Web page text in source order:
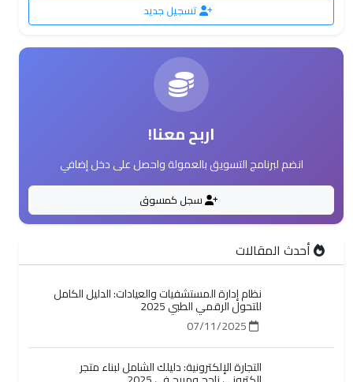
تسجيل جديد
اربح معنا!
انضم لبرنامج التسويق بالعمولة واحصل على دخل إضافي
سجل كمسوق
أحدث المقالات
نظام إدارة المستشفيات والعيادات: الدليل الكامل
للتحول الرقمي الطبي 2025
التجارة الإلكترونية: دليلك الشامل لبناء متجر